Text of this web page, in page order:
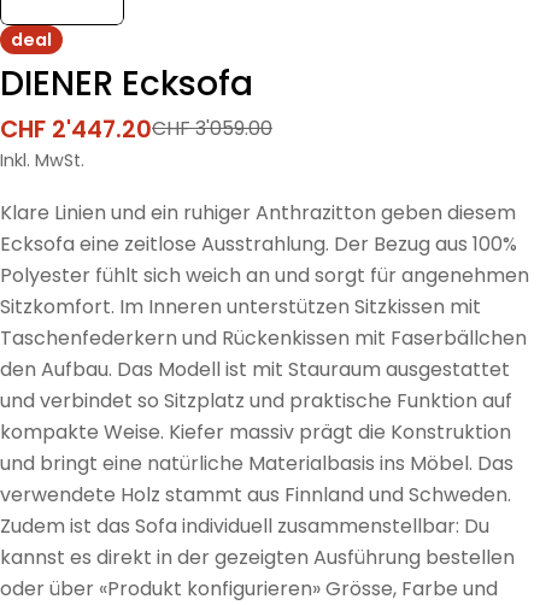
deal
DIENER Ecksofa
Verkaufspreis
CHF 2'447.20
Regulärer
Preis
CHF 3'059.00
Inkl. MwSt.
Klare Linien und ein ruhiger Anthrazitton geben diesem
Ecksofa eine zeitlose Ausstrahlung. Der Bezug aus 100%
Polyester fühlt sich weich an und sorgt für angenehmen
Sitzkomfort. Im Inneren unterstützen Sitzkissen mit
Taschenfederkern und Rückenkissen mit Faserbällchen
den Aufbau. Das Modell ist mit Stauraum ausgestattet
und verbindet so Sitzplatz und praktische Funktion auf
kompakte Weise. Kiefer massiv prägt die Konstruktion
und bringt eine natürliche Materialbasis ins Möbel. Das
verwendete Holz stammt aus Finnland und Schweden.
Zudem ist das Sofa individuell zusammenstellbar: Du
kannst es direkt in der gezeigten Ausführung bestellen
oder über «Produkt konfigurieren» Grösse, Farbe und